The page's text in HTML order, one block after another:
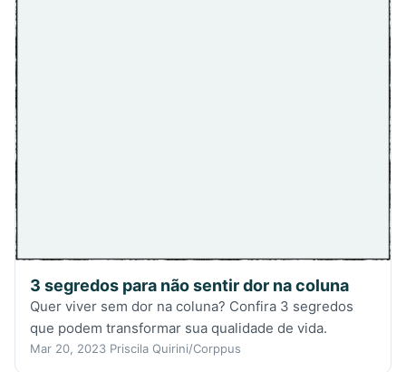
3 segredos para não sentir dor na coluna
Quer viver sem dor na coluna? Confira 3 segredos
que podem transformar sua qualidade de vida.
Mar 20, 2023 Priscila Quirini/Corppus